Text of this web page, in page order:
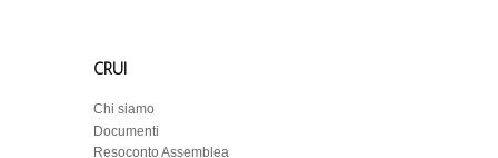
CRUI
Chi siamo
Documenti
Resoconto Assemblea